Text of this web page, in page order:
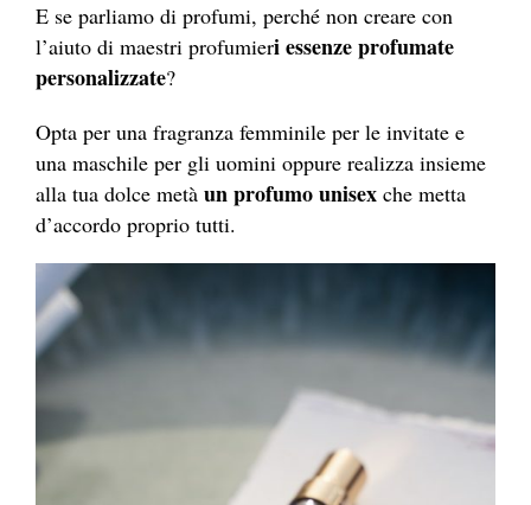
E se parliamo di profumi, perché non creare con
l’aiuto di maestri profumieri essenze profumate
personalizzate?
Opta per una fragranza femminile per le invitate e
una maschile per gli uomini oppure realizza insieme
alla tua dolce metà un profumo unisex che metta
d’accordo proprio tutti.